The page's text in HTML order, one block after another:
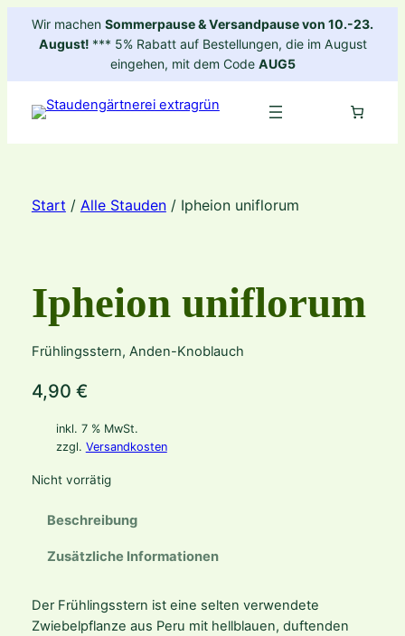
ZumWir machen Sommerpause & Versandpause von 10.-23.
August! *** 5% Rabatt auf Bestellungen, die im August
eingehen, mit dem Code AUG5
Start / Alle Stauden/ Ipheion uniflorum
Ipheion uniflorum
Frühlingsstern, Anden-Knoblauch
4,90 €
inkl. 7 % MwSt.
zzgl. Versandkosten
Nicht vorrätig
Beschreibung
Zusätzliche Informationen
Der Frühlingsstern ist eine selten verwendete
Zwiebelpflanze aus Peru mit hellblauen, duftenden